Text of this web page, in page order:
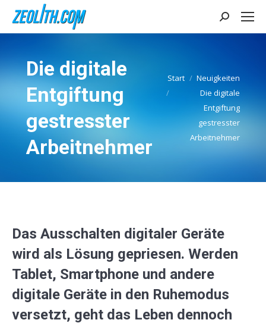
Search:
Die digitale
Entgiftung
gestresster
Arbeitnehmer
Sie befinden sich hier:
Start
Neuigkeiten
Die digitale
Entgiftung
gestresster
Arbeitnehmer
Das Ausschalten digitaler Geräte
wird als Lösung gepriesen. Werden
Tablet, Smartphone und andere
digitale Geräte in den Ruhemodus
versetzt, geht das Leben dennoch